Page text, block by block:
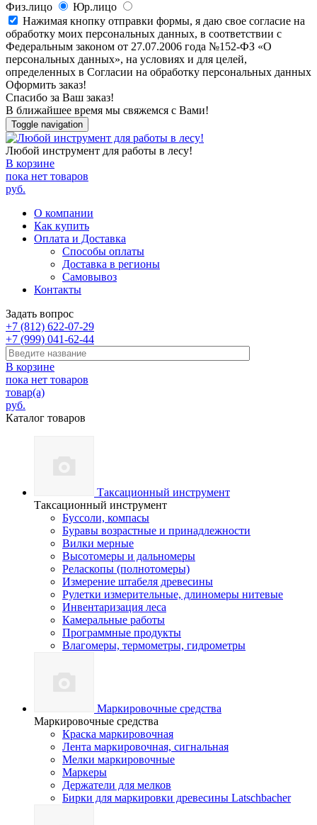
Физ.лицо
Юр.лицо
Нажимая кнопку отправки формы, я даю свое согласие на
обработку моих персональных данных, в соответствии с
Федеральным законом от 27.07.2006 года №152-ФЗ «О
персональных данных», на условиях и для целей,
определенных в Согласии на обработку персональных данных
Оформить заказ!
Спасибо за Ваш заказ!
В ближайшее время мы свяжемся с Вами!
Toggle navigation
Любой инструмент для работы в лесу!
В корзине
пока нет товаров
руб.
О компании
Как купить
Оплата и Доставка
Способы оплаты
Доставка в регионы
Самовывоз
Контакты
Задать вопрос
+7 (812) 622-07-29
+7 (999) 041-62-44
В корзине
пока нет товаров
товар(а)
руб.
Каталог товаров
Таксационный инструмент
Таксационный инструмент
Буссоли, компасы
Буравы возрастные и принадлежности
Вилки мерные
Высотомеры и дальномеры
Реласкопы (полнотомеры)
Измерение штабеля древесины
Рулетки измерительные, длиномеры нитевые
Инвентаризация леса
Камеральные работы
Программные продукты
Влагомеры, термометры, гидрометры
Маркировочные средства
Маркировочные средства
Краска маркировочная
Лента маркировочная, сигнальная
Мелки маркировочные
Маркеры
Держатели для мелков
Бирки для маркировки древесины Latschbacher